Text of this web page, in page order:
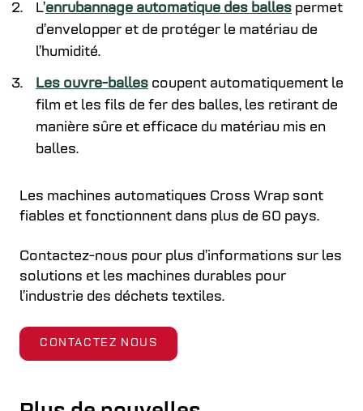
L’enrubannage automatique des balles permet
d’envelopper et de protéger le matériau de
l’humidité.
Les ouvre-balles coupent automatiquement le
film et les fils de fer des balles, les retirant de
manière sûre et efficace du matériau mis en
balles.
Les machines automatiques Cross Wrap sont
fiables et fonctionnent dans plus de 60 pays.
Contactez-nous pour plus d’informations sur les
solutions et les machines durables pour
l’industrie des déchets textiles.
CONTACTEZ NOUS